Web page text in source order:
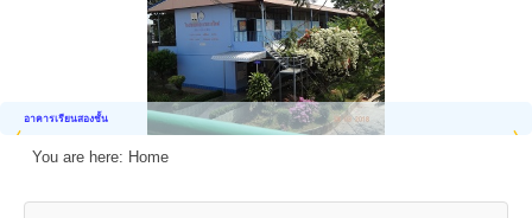
อาคารเรียนสองชั้น
You are here: Home